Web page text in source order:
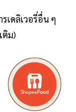
เดลิเวอรี่อื่น ๆ
ติม)